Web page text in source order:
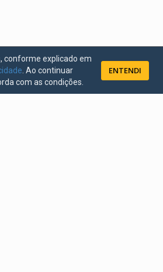
conforme explicado em
. Ao continuar
com as condições.
ENTENDI